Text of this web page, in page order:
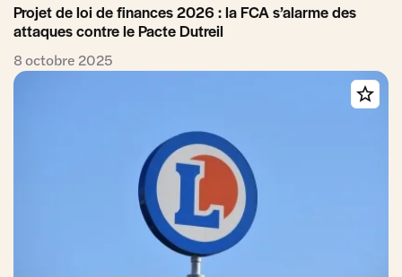
Projet de loi de finances 2026 : la FCA s’alarme des
attaques contre le Pacte Dutreil
8 octobre 2025